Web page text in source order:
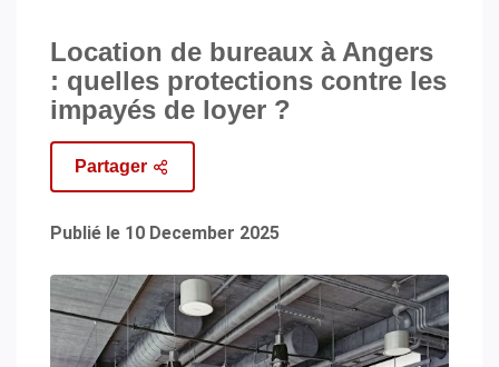
Location de bureaux à Angers
: quelles protections contre les
impayés de loyer ?
Partager
Publié le 10 December 2025